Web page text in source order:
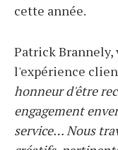
cette année.
Patrick
l'expérience
honneur d'être
engagement
service… Nous